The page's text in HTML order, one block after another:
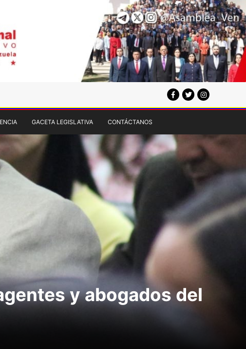
GACETA LEGISLATIVA CONTÁCTANOS
y abogados del